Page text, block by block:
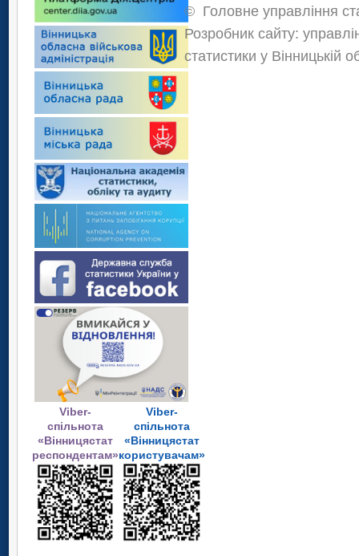
Viber-
спільнота
«Вінницястат
респондентам»
Viber-
спільнота
«Вінницястат
користувачам»
© Головне управління
Розробник сайту:
статистики у Вінницькій